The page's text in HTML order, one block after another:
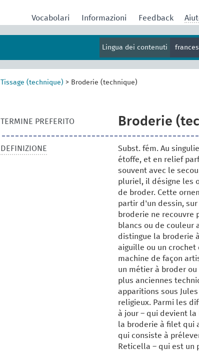
Vocabolari Informazioni Feedback
Lingua dei contenuti
Tissage (technique) > Broderie (technique)
TERMINE PREFERITO Broderie
DEFINIZIONE
Subst. fém. Au
étoffe, et en relief
souvent avec le
pluriel, il désigne les
de broder. Cette
partir d'un dessin,
broderie ne recouvre
blancs ou de couleur
distingue la broderie
aiguille ou un crochet
machine de façon
un métier à broder
plus anciennes
apparitions sous
religieux. Parmi les
à jour – qui devient la
la broderie à filet qui
qui consiste à
Reticella – qui est